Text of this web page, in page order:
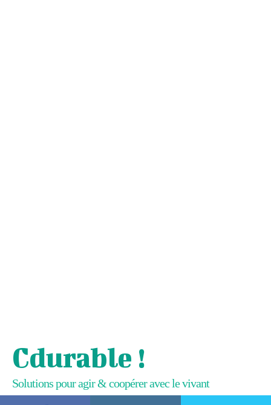
Cdurable !
Solutions pour agir & coopérer avec le vivant